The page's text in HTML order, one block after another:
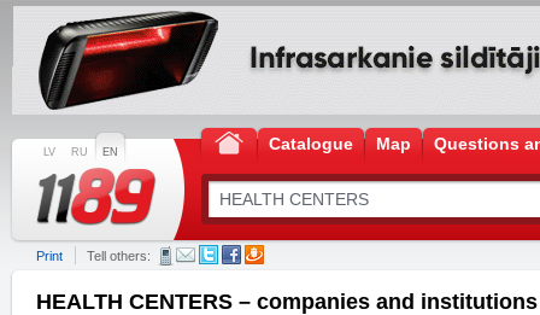
LV RU EN Catalogue Map Questions
Print Tell others:
HEALTH CENTERS – companies and institutions